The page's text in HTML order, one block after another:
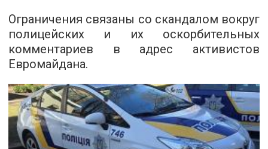
Ограничения связаны со скандалом вокруг
полицейских и их оскорбительных
комментариев в адрес активистов
Евромайдана.